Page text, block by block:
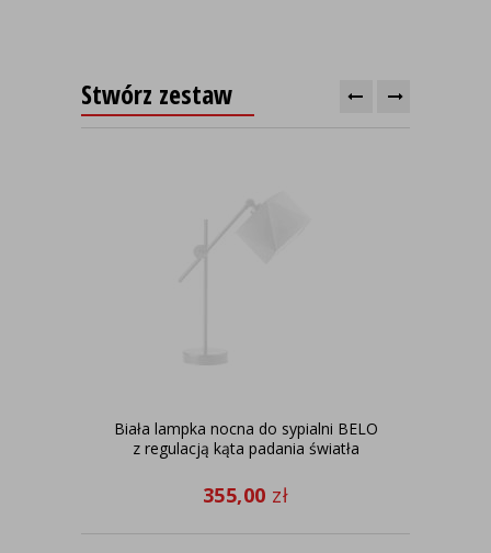
Stwórz zestaw
Biała lampka nocna do sypialni BELO
z regulacją kąta padania światła
355,00 zł